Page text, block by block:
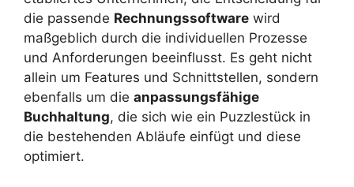
die passende Rechnungssoftware wird
maßgeblich durch die individuellen Prozesse
und Anforderungen beeinflusst. Es geht nicht
allein um Features und Schnittstellen, sondern
ebenfalls um die anpassungsfähige
Buchhaltung, die sich wie ein Puzzlestück in
die bestehenden Abläufe einfügt und diese
optimiert.